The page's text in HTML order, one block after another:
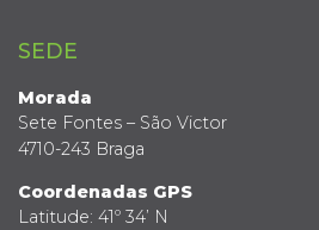
SEDE
Morada
Sete Fontes – São Victor
4710-243 Braga
Coordenadas GPS
Latitude: 41º 34’ N